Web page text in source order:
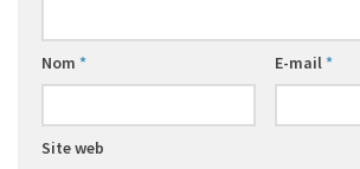
Nom * E-mail*
Site web